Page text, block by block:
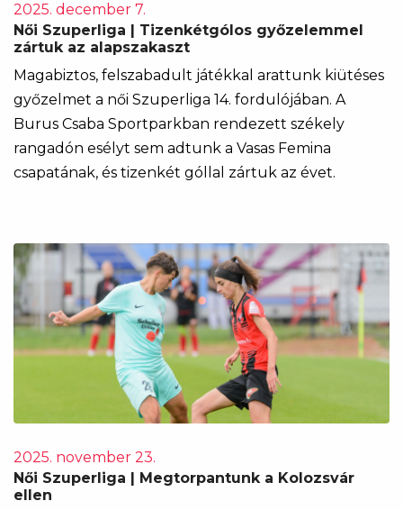
2025. december 7.
Női Szuperliga | Tizenkétgólos győzelemmel
zártuk az alapszakaszt
Magabiztos, felszabadult játékkal arattunk kiütéses
győzelmet a női Szuperliga 14. fordulójában. A
Burus Csaba Sportparkban rendezett székely
rangadón esélyt sem adtunk a Vasas Femina
csapatának, és tizenkét góllal zártuk az évet.
2025. november 23.
Női Szuperliga | Megtorpantunk a Kolozsvár
ellen